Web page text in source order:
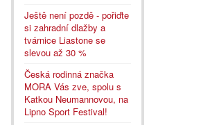
Ještě není pozdě - pořiďte
si zahradní dlažby a
tvárnice Liastone se
slevou až 30 %
Česká rodinná značka
MORA Vás zve, spolu s
Katkou Neumannovou, na
Lipno Sport Festival!